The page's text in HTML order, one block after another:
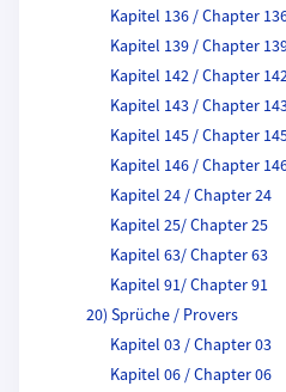
Kapitel 136 / Chapter
Kapitel 139 / Chapter
Kapitel 142 / Chapter
Kapitel 143 / Chapter
Kapitel 145 / Chapter
Kapitel 146 / Chapter
Kapitel 24 / Chapter 24
Kapitel 25/ Chapter 25
Kapitel 63/ Chapter 63
Kapitel 91/ Chapter 91
20) Sprüche / Provers
Kapitel 03 / Chapter 03
Kapitel 06 / Chapter 06